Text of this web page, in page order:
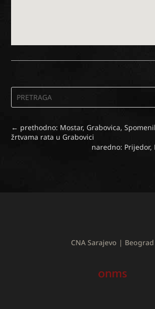
← prethodno: Mostar, Grabovica,
žrtvama rata u Grabovici
naredno: Prijedor,
CNA Sarajevo | Beograd